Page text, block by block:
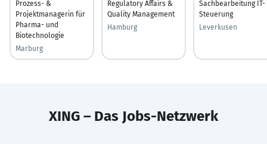
Prozess- &
Projektmanagerin für
Pharma- und
Biotechnologie
Marburg
Regulatory Affairs &
Quality Management
Hamburg
Sachbearbeitung IT-
Steuerung
Leverkusen
XING – Das Jobs-Netzwerk